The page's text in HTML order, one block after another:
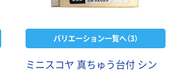
バリエーション一覧へ（3）
ミニスコヤ 真ちゅう台付 シン
（税込）
プ 白ラベル
12mm幅 （黒文
字）
￥914~ （税込）